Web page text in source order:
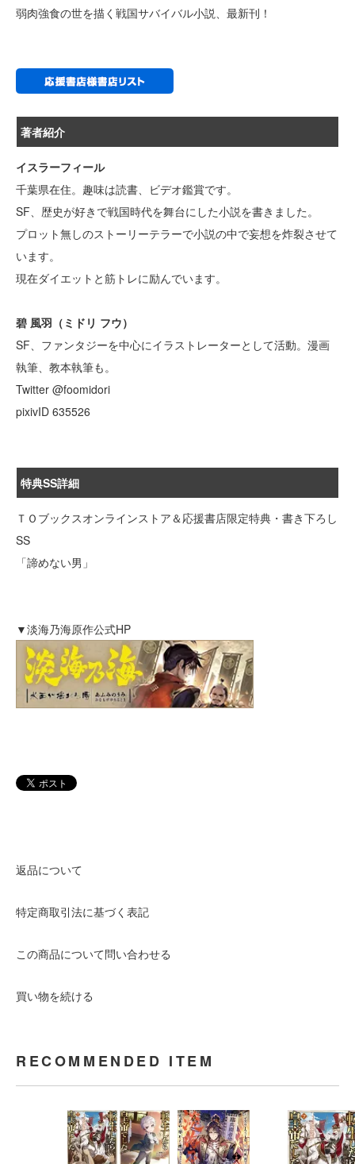
弱肉強食の世を描く戦国サバイバル小説、最新刊！
著者紹介
イスラーフィール
千葉県在住。趣味は読書、ビデオ鑑賞です。
SF、歴史が好きで戦国時代を舞台にした小説を書きました。
プロット無しのストーリーテラーで小説の中で妄想を炸裂させて
います。
現在ダイエットと筋トレに励んでいます。
碧 風羽（ミドリ フウ）
SF、ファンタジーを中心にイラストレーターとして活動。漫画
執筆、教本執筆も。
Twitter @foomidori
pixivID 635526
特典SS詳細
ＴＯブックスオンラインストア＆応援書店限定特典・書き下ろし
SS
「諦めない男」
▼淡海乃海原作公式HP
返品について
特定商取引法に基づく表記
この商品について問い合わせる
買い物を続ける
RECOMMENDED ITEM